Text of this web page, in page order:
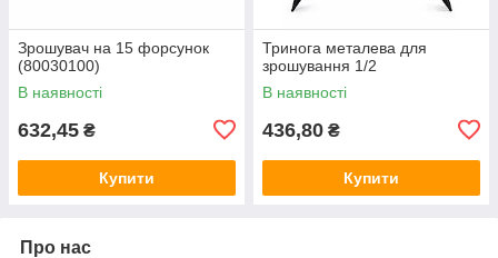
Зрошувач на 15 форсунок
(80030100)
В наявності
632,45 ₴
Купити
Тринога металева для
зрошування 1/2
В наявності
436,80 ₴
Купити
Про нас